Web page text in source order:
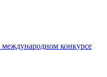
международном конкурсе